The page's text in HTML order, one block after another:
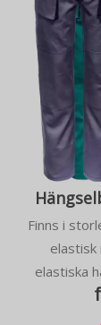
Finns i
elastiska